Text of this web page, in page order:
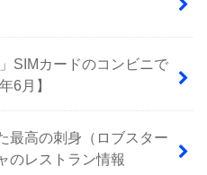
SIMカードのコンビニで
6月】
最高の刺身（ロブスター
のレストラン情報